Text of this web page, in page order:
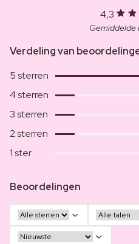
4,3
Gemiddelde
Verdeling van
5 sterren
4 sterren
3 sterren
2 sterren
1 ster
Beoordelingen